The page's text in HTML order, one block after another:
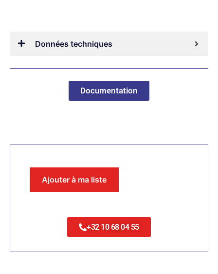
Données techniques
Documentation
Ajouter à ma liste
+32 10 68 04 55